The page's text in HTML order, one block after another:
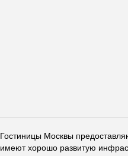
Гостиницы Москвы
имеют хорошо развитую